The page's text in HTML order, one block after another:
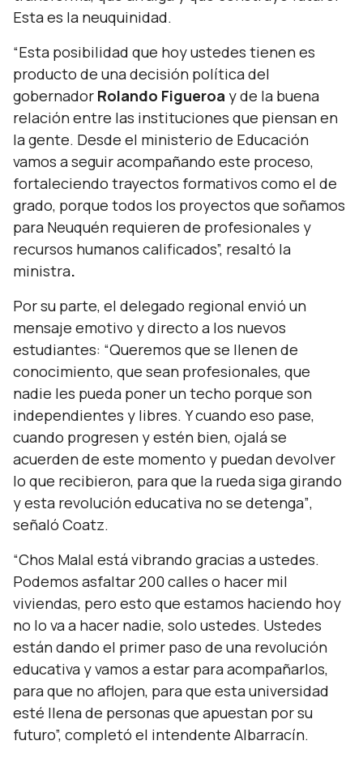
Esta es la neuquinidad.
“Esta posibilidad que hoy ustedes tienen es
producto de una decisión política del
gobernador Rolando Figueroa y de la buena
relación entre las instituciones que piensan en
la gente. Desde el ministerio de Educación
vamos a seguir acompañando este proceso,
fortaleciendo trayectos formativos como el de
grado, porque todos los proyectos que soñamos
para Neuquén requieren de profesionales y
recursos humanos calificados”, resaltó la
ministra.
Por su parte, el delegado regional envió un
mensaje emotivo y directo a los nuevos
estudiantes: “Queremos que se llenen de
conocimiento, que sean profesionales, que
nadie les pueda poner un techo porque son
independientes y libres. Y cuando eso pase,
cuando progresen y estén bien, ojalá se
acuerden de este momento y puedan devolver
lo que recibieron, para que la rueda siga girando
y esta revolución educativa no se detenga”,
señaló Coatz.
“Chos Malal está vibrando gracias a ustedes.
Podemos asfaltar 200 calles o hacer mil
viviendas, pero esto que estamos haciendo hoy
no lo va a hacer nadie, solo ustedes. Ustedes
están dando el primer paso de una revolución
educativa y vamos a estar para acompañarlos,
para que no aflojen, para que esta universidad
esté llena de personas que apuestan por su
futuro”, completó el intendente Albarracín.